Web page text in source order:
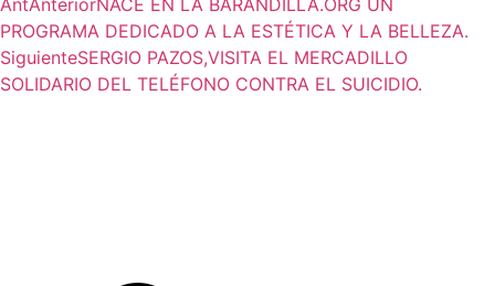
AntAnteriorNACE EN LA BARANDILLA.ORG UN
PROGRAMA DEDICADO A LA ESTÉTICA Y LA BELLEZA.
SiguienteSERGIO PAZOS,VISITA EL MERCADILLO
SOLIDARIO DEL TELÉFONO CONTRA EL SUICIDIO.